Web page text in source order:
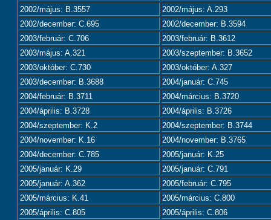
2002/május: B.3557
2002/május: A.293
2002/december: C.695
2002/december: B.3594
2003/február: C.706
2003/február: B.3612
2003/május: A.321
2003/szeptember: B.3652
2003/október: C.730
2003/október: A.327
2003/december: B.3688
2004/január: C.745
2004/február: B.3711
2004/március: B.3720
2004/április: B.3728
2004/április: B.3726
2004/szeptember: K.2
2004/szeptember: B.3744
2004/november: K.16
2004/november: B.3765
2004/december: C.785
2005/január: K.25
2005/január: K.29
2005/január: C.791
2005/január: A.362
2005/február: C.795
2005/március: K.41
2005/március: C.800
2005/április: C.805
2005/április: C.806